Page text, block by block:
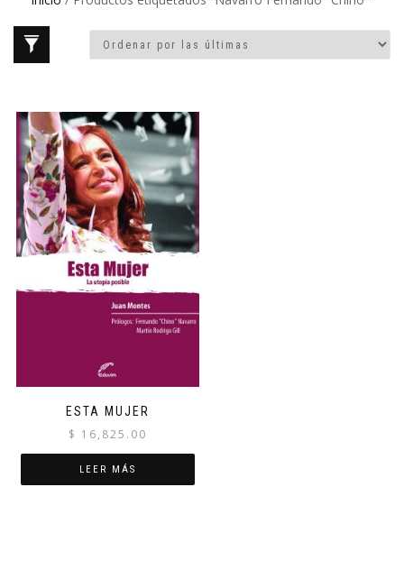
ESTA MUJER
$ 16,825.00
LEER MÁS